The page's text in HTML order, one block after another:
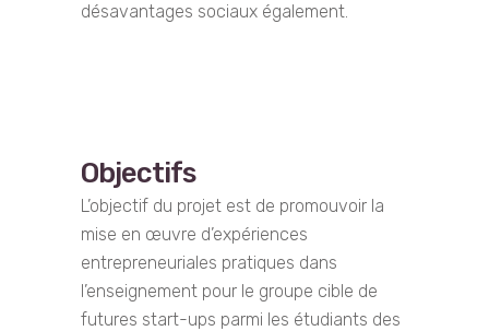
désavantages sociaux également.
Objectifs
L’objectif du projet est de promouvoir la
mise en œuvre d’expériences
entrepreneuriales pratiques dans
l’enseignement pour le groupe cible de
futures start-ups parmi les étudiants des